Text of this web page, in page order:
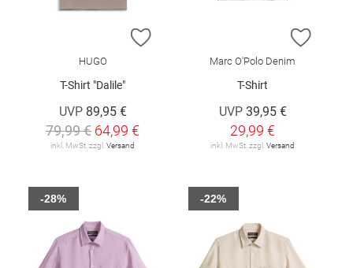
ZUR WUNSCHLISTE HINZUFÜGEN
HUGO
T-Shirt "Dalile"
UVP 89,95 €
79,99 € 64,99 €
inkl. MwSt. zzgl. Versand
ZUR
Marc O'Polo Denim
T-Shirt
UVP 39,95 €
29,99 €
inkl. MwSt. zzgl. Versand
-28% -22%